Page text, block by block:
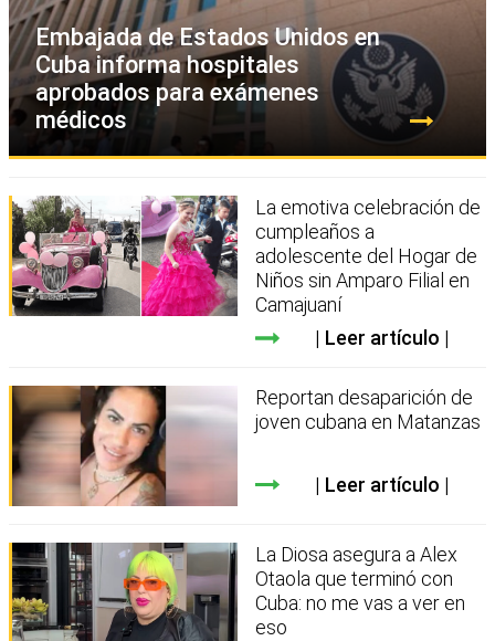
Embajada de Estados Unidos en
Cuba informa hospitales
aprobados para exámenes
médicos
La emotiva celebración de
cumpleaños a
adolescente del Hogar de
Niños sin Amparo Filial en
Camajuaní
Leer artículo
Reportan desaparición de
joven cubana en Matanzas
Leer artículo
La Diosa asegura a Alex
Otaola que terminó con
Cuba: no me vas a ver en
eso